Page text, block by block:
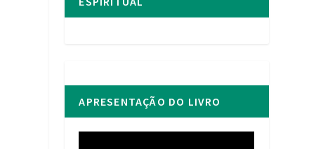
APRESENTAÇÃO DO LIVRO